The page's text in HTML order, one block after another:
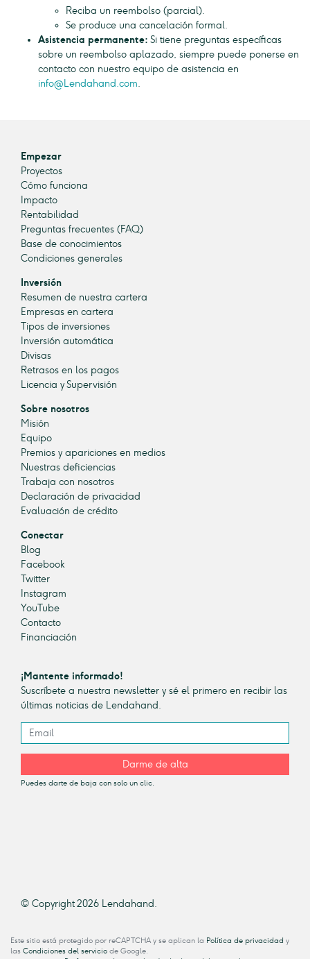
Reciba un reembolso (parcial).
Se produce una cancelación formal.
Asistencia permanente: Si tiene preguntas específicas
sobre un reembolso aplazado, siempre puede ponerse en
contacto con nuestro equipo de asistencia en
info@Lendahand.com.
Empezar
Proyectos
Cómo funciona
Impacto
Rentabilidad
Preguntas frecuentes (FAQ)
Base de conocimientos
Condiciones generales
Inversión
Resumen de nuestra cartera
Empresas en cartera
Tipos de inversiones
Inversión automática
Divisas
Retrasos en los pagos
Licencia y Supervisión
Sobre nosotros
Misión
Equipo
Premios y apariciones en medios
Nuestras deficiencias
Trabaja con nosotros
Declaración de privacidad
Evaluación de crédito
Conectar
Blog
Facebook
Twitter
Instagram
YouTube
Contacto
Financiación
¡Mantente informado!
Suscríbete a nuestra newsletter y sé el primero en recibir las
últimas noticias de Lendahand.
Darme de alta
Puedes darte de baja con solo un clic.
© Copyright 2026 Lendahand.
Este sitio está protegido por reCAPTCHA y se aplican la Política de privacidad y
las Condiciones del servicio de Google.